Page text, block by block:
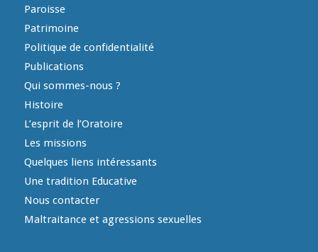
Paroisse
Patrimoine
Politique de confidentialité
Publications
Qui sommes-nous ?
Histoire
L’esprit de l’Oratoire
Les missions
Quelques liens intéressants
Une tradition Educative
Nous contacter
Maltraitance et agressions sexuelles